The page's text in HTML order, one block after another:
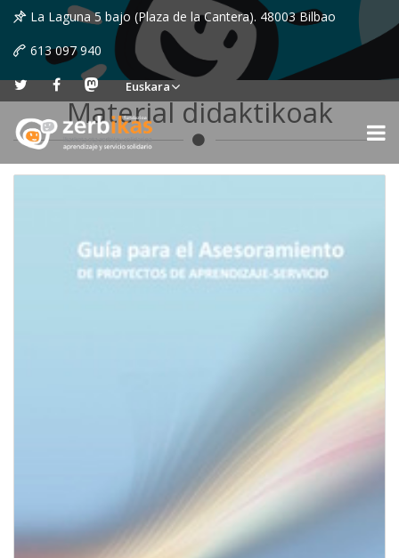
La Laguna 5 bajo (Plaza de la Cantera). 48003 Bilbao
613 097 940
Euskara
Material didaktikoak